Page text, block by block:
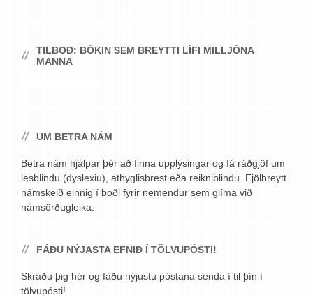
TILBOÐ: BÓKIN SEM BREYTTI LÍFI MILLJÓNA
MANNA
UM BETRA NÁM
Betra nám hjálpar þér að finna upplýsingar og fá ráðgjöf um
lesblindu (dyslexiu), athyglisbrest eða reikniblindu. Fjölbreytt
námskeið einnig í boði fyrir nemendur sem glíma við
námsörðugleika.
FÁÐU NÝJASTA EFNIÐ Í TÖLVUPÓSTI!
Skráðu þig hér og fáðu nýjustu póstana senda í til þín í
tölvupósti!